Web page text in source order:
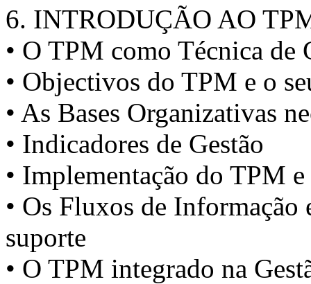
6. INTRODUÇÃO AO
• O TPM como Técnica de
• Objectivos do TPM e o
• As Bases Organizativas
• Indicadores de Gestão
• Implementação do TPM
• Os Fluxos de Informação
suporte
• O TPM integrado na